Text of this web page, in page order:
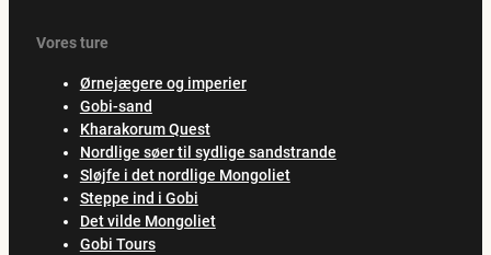
Vores ture
Ørnejægere og imperier
Gobi-sand
Kharakorum Quest
Nordlige søer til sydlige sandstrande
Sløjfe i det nordlige Mongoliet
Steppe ind i Gobi
Det vilde Mongoliet
Gobi Tours